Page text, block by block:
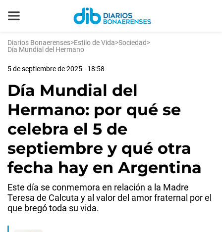
Diarios Bonaerenses>Estilo de Vida>Sociedad>
Día Mundial del Hermano
5 de septiembre de 2025 - 18:58
Día Mundial del
Hermano: por qué se
celebra el 5 de
septiembre y qué otra
fecha hay en Argentina
Este día se conmemora en relación a la Madre
Teresa de Calcuta y al valor del amor fraternal por el
que bregó toda su vida.